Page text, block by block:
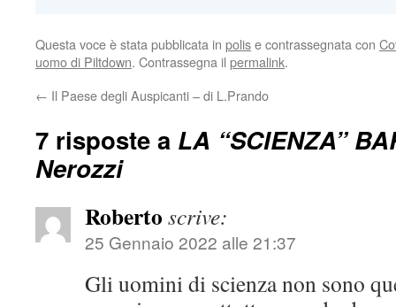
Questa voce è stata pubblicata in polise contrassegnata con
uomo di Piltdown. Contrassegna il permalink.
← Il Paese degli Auspicanti – di L.Prando
7 risposte a LA “SCIENZA”
Nerozzi
Roberto scrive:
25 Gennaio 2022 alle 21:37
Gli uomini di scienza non sono